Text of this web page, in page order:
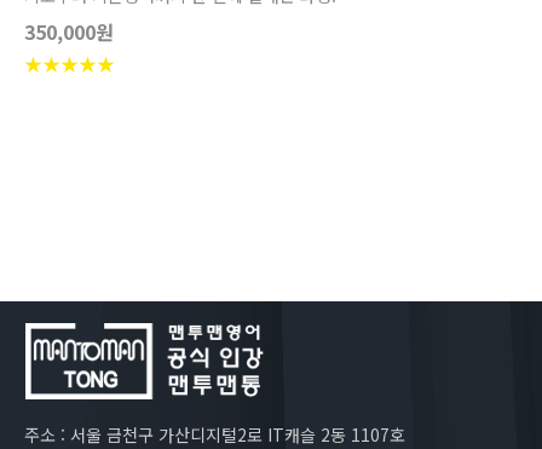
350,000원
★★★★★
주소 : 서울 금천구 가산디지털2로 IT캐슬 2동 1107호